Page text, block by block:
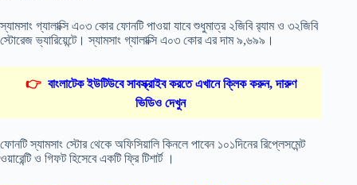
স্যামসাং গ্যালাক্সি এ০৩ কোর ফোনটি পাওয়া যাবে শুধুমাত্র ২জিবি র‍্যাম ও ৩২জিবি
স্টোরেজ ভ্যারিয়েন্টে। স্যামসাং গ্যালাক্সি এ০৩ কোর এর দাম ৯,৬৯৯।
👉 বাংলাটেক ইউটিউবে সাবস্ক্রাইব করতে এখানে ক্লিক করুন, দারুণ
ভিডিও দেখুন
ফোনটি স্যামসাং স্টোর থেকে অফিসিয়ালি কিনলে পাবেন ১০১দিনের রিপ্লেসমেন্ট
ওয়ারেন্টি ও গিফট হিসেবে একটি ফ্রি টিশার্ট ।